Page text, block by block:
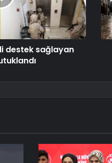
destek sağlayan